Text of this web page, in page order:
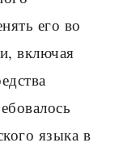
его во
включая
языка в